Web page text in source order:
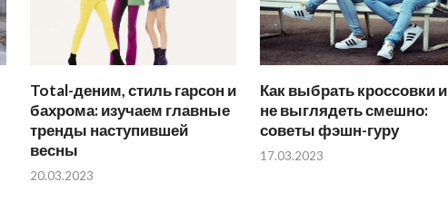
Total-деним, стиль гарсон и
бахрома: изучаем главные
тренды наступившей
весны
20.03.2023
Как выбрать кроссовки и
не выглядеть смешно:
советы фэшн-гуру
17.03.2023